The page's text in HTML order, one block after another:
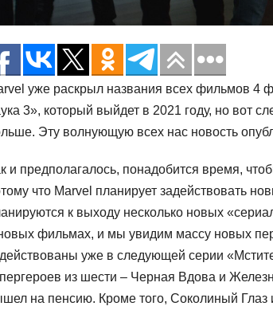
уже раскрыл названия всех фильмов 4
3», который выйдет в 2021 году, но вот
Эту волнующую всех нас новость
и предполагалось, понадобится время,
что Marvel планирует задействовать
к выходу несколько новых
фильмах, и мы увидим массу новых
уже в следующей серии
из шести – Черная Вдова и
на пенсию. Кроме того, Соколиный Глаз